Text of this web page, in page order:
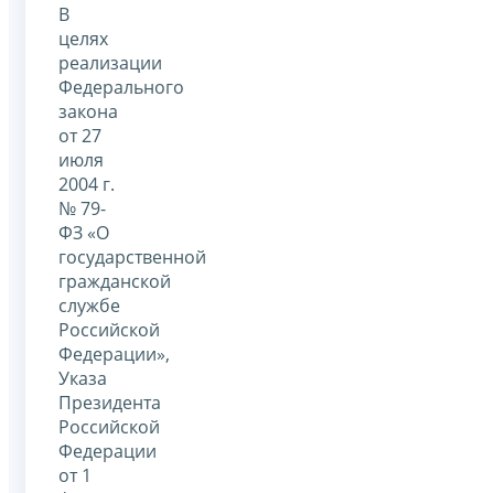
В
целях
реализации
Федерального
закона
от 27
июля
2004 г.
№ 79-
ФЗ «О
государственной
гражданской
службе
Российской
Федерации»,
Указа
Президента
Российской
Федерации
от 1